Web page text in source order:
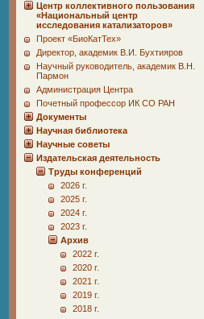
Центр коллективного пользования
«Национальный центр
исследования катализаторов»
Проект «БиоКатТех»
Директор, академик В.И. Бухтияров
Научный руководитель, академик В.Н.
Пармон
Администрация Центра
Почетный профессор ИК СО РАН
Документы
Научная библиотека
Научные советы
Издательская деятельность
Труды конференций
2026 г.
2025 г.
2024 г.
2023 г.
Архив
2022 г.
2020 г.
2021 г.
2019 г.
2018 г.